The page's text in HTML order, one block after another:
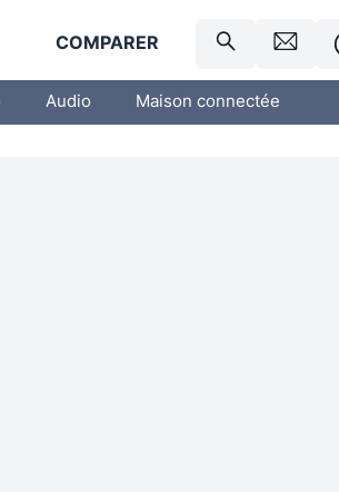
COMPARER
Audio Maison connectée